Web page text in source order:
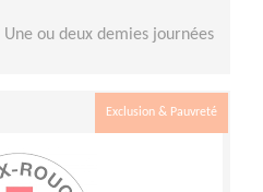
Une ou deux demies journées
Exclusion & Pauvreté